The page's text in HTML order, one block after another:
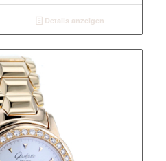
Details anzeigen